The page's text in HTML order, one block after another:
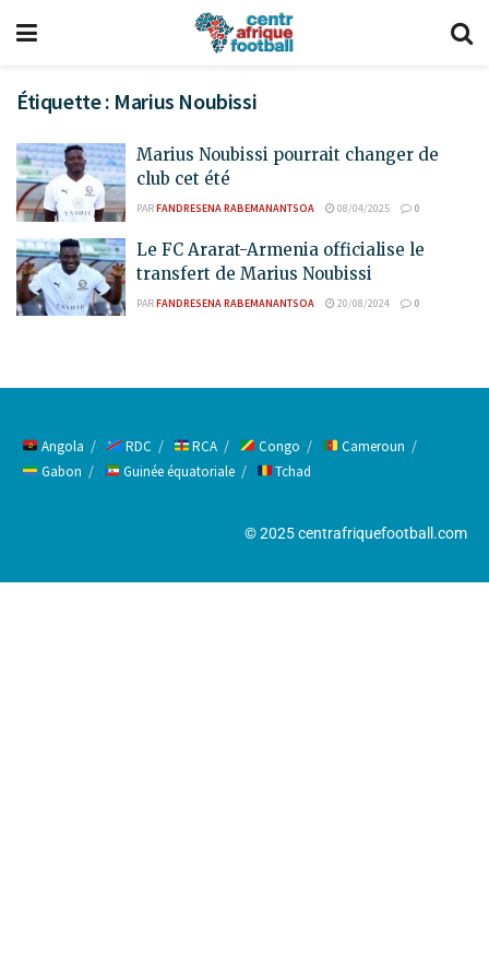
Étiquette : Marius Noubissi
Marius Noubissi pourrait changer de
club cet été
PARFANDRESENA RABEMANANTSOA 08/04/2025 0
Le FC Ararat-Armenia officialise le
transfert de Marius Noubissi
PARFANDRESENA RABEMANANTSOA 20/08/2024 0
Angola RDC RCA Congo
Cameroun
Gabon
Guinée équatoriale Tchad
© 2025 centrafriquefootball.com